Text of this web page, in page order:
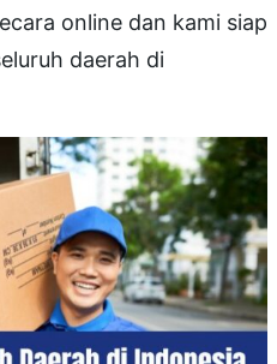
online dan kami siap
daerah di